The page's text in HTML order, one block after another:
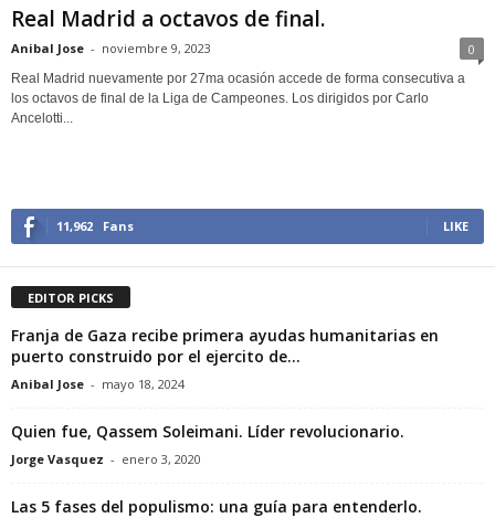
Real Madrid a octavos de final.
Anibal Jose - noviembre 9, 2023 0
Real Madrid nuevamente por 27ma ocasión accede de forma consecutiva a
los octavos de final de la Liga de Campeones. Los dirigidos por Carlo
Ancelotti...
11,962 Fans LIKE
EDITOR PICKS
Franja de Gaza recibe primera ayudas humanitarias en
puerto construido por el ejercito de...
Anibal Jose - mayo 18, 2024
Quien fue, Qassem Soleimani. Líder revolucionario.
Jorge Vasquez - enero 3, 2020
Las 5 fases del populismo: una guía para entenderlo.